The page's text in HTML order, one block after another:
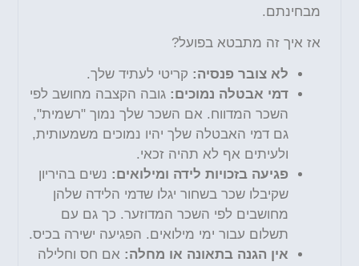
מבחינתם.
אז איך זה מתבטא בפועל?
לא צובר פנסיה:קריטי לעתיד שלך.
דמי אבטלה נמוכים:גובה הקצבה מחושב לפי
השכר המדווח. אם השכר שלך נמוך "רשמית",
גם דמי האבטלה שלך יהיו נמוכים משמעותית,
ולעיתים אף לא תהיה זכאי.
פגיעה בזכויות לידה ומילואים:נשים בהיריון
שקיבלו שכר בשחור יגלו שדמי הלידה שלהן
מחושבים לפי השכר המדוזער. כך גם עם
תשלום עבור ימי מילואים. הפגיעה ישירה בכיס.
אין הגנה בתאונה או מחלה:אם חס וחלילה